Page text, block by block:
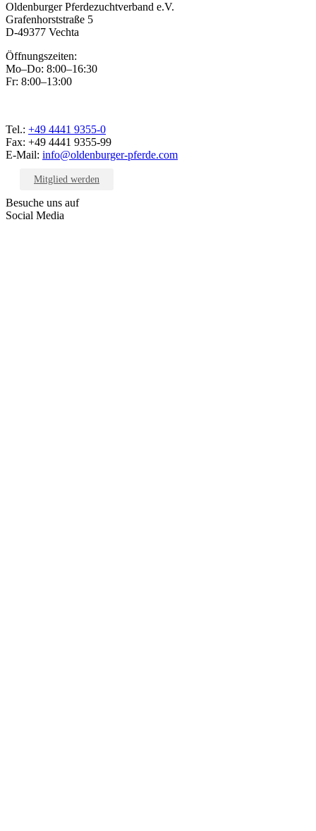
Oldenburger Pferdezuchtverband e.V.
Grafenhorststraße 5
D-49377 Vechta
Öffnungszeiten:
Mo–Do: 8:00–16:30
Fr: 8:00–13:00
Tel.: +49 4441 9355-0
Fax: +49 4441 9355-99
E-Mail: info@oldenburger-pferde.com
Mitglied werden
Besuche uns auf
Social Media